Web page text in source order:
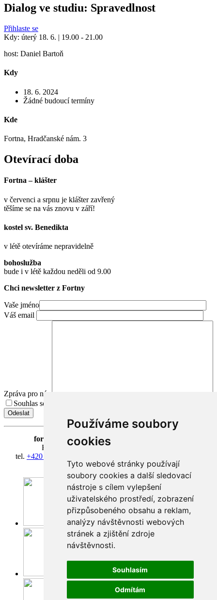
Používáme soubory
cookies
Tyto webové stránky používají
soubory cookies a další sledovací
nástroje s cílem vylepšení
uživatelského prostředí, zobrazení
přizpůsobeného obsahu a reklam,
analýzy návštěvnosti webových
stránek a zjištění zdroje
návštěvnosti.
Souhlasím
Odmítám
Dialog ve studiu: Spravedlnost
Přihlaste se
Kdy: úterý 18. 6. | 19.00 - 21.00
host: Daniel Bartoň
Kdy
18. 6. 2024
Žádné budoucí termíny
Kde
Fortna, Hradčanské nám. 3
Otevírací doba
Fortna – klášter
v červenci a srpnu je klášter zavřený
těšíme se na vás znovu v září!
kostel sv. Benedikta
v létě otevíráme nepravidelně
bohoslužba
bude i v létě každou neděli od 9.00
Chci newsletter z Fortny
Vaše jméno
Váš email
Zpráva pro nás
Souhlas se zpracováním osobních údajů.
fortna
| Hradčanské nám. 3/184 | 118 00 Praha 1
Klášter Hradčany Řádu bosých karmelitánů
tel. +420 603 428 601
fortna@fortna.eu
Facebook